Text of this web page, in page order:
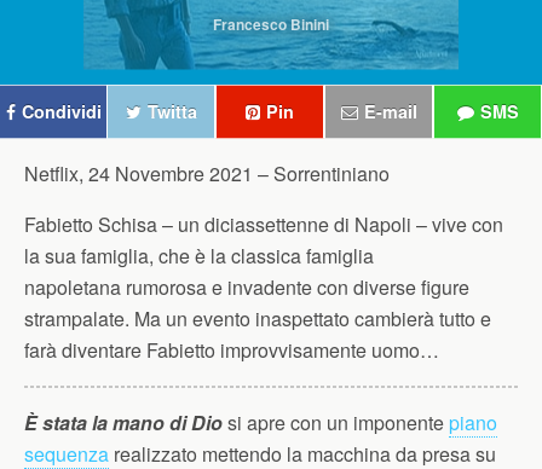
Francesco Binini
Condividi Twitta Pin E-mail SMS
Netflix, 24 Novembre 2021 – Sorrentiniano
Fabietto Schisa – un diciassettenne di Napoli – vive con
la sua famiglia, che è la classica famiglia
napoletana rumorosa e invadente con diverse figure
strampalate. Ma un evento inaspettato cambierà tutto e
farà diventare Fabietto improvvisamente uomo…
È stata la mano di Diosi apre con un imponentepiano
sequenza realizzato mettendo la macchina da presa su